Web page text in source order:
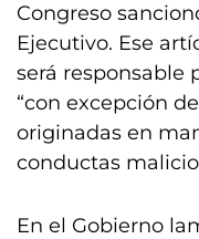
Congreso
Ejecutivo. Ese
será responsable
“con excepción
originadas en
conductas
En el Gobierno